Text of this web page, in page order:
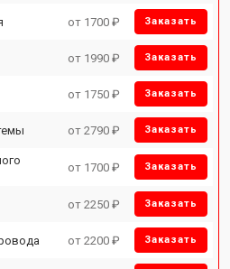
от 1700 ₽ Заказать
от 1990 ₽ Заказать
от 1750 ₽ Заказать
от 2790 ₽ Заказать
от 1700 ₽ Заказать
от 2250 ₽ Заказать
от 2200 ₽ Заказать